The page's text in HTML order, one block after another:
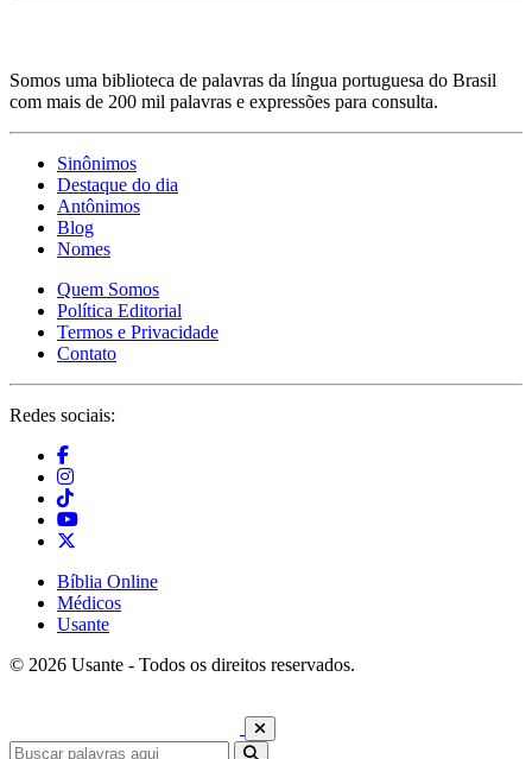
Somos uma biblioteca de palavras da língua portuguesa do Brasil
com mais de 200 mil palavras e expressões para consulta.
Sinônimos
Destaque do dia
Antônimos
Blog
Nomes
Quem Somos
Política Editorial
Termos e Privacidade
Contato
Redes sociais:
Bíblia Online
Médicos
Usante
© 2026 Usante - Todos os direitos reservados.